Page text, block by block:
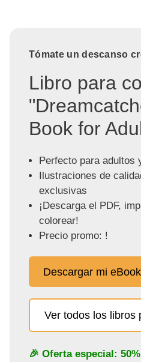
Tómate un descanso
Libro para
Book for
Perfecto para adultos
Ilustraciones de
exclusivas
¡Descarga el PDF,
colorear!
Precio promo: !
Descargar mi
Ver todos los libros
🎉 Oferta especial: